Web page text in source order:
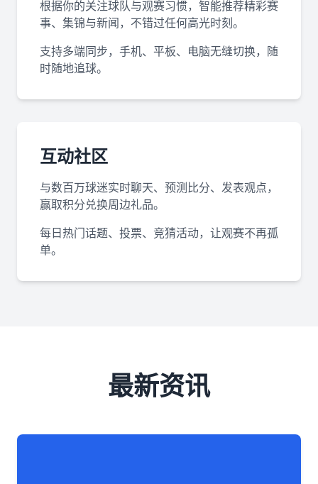
根据你的关注球队与观赛习惯，智能推荐精彩赛
事、集锦与新闻，不错过任何高光时刻。
支持多端同步，手机、平板、电脑无缝切换，随
时随地追球。
互动社区
与数百万球迷实时聊天、预测比分、发表观点，
赢取积分兑换周边礼品。
每日热门话题、投票、竞猜活动，让观赛不再孤
单。
最新资讯